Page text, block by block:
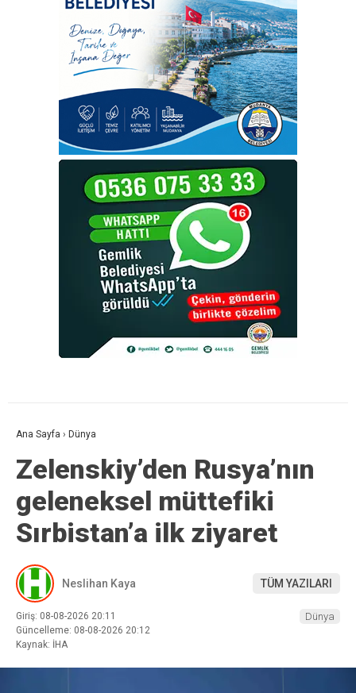
Ana Sayfa › Dünya
Zelenskiy’den Rusya’nın
geleneksel müttefiki
Sırbistan’a ilk ziyaret
Neslihan Kaya TÜM YAZILARI
Giriş: 08-08-2026 20:11
Güncelleme: 08-08-2026 20:12
Kaynak: İHA
Dünya